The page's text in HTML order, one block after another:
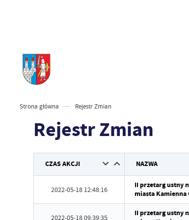
Strona główna Rejestr Zmian
Rejestr Zmian
CZAS AKCJI NAZWA
2022-05-18 12:48:16
II przetarg ustny
miasta Kamienna
2022-05-18 09:39:35
II przetarg ustny